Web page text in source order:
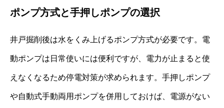
ポンプ方式と手押しポンプの選択
井戸掘削後は水をくみ上げるポンプ方式が必要です。電
動ポンプは日常使いには便利ですが、電力が止まると使
えなくなるため停電対策が求められます。手押しポンプ
や自動式手動両用ポンプを併用しておけば、電源がない